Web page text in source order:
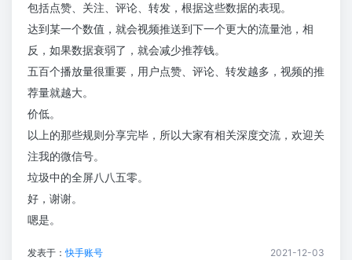
包括点赞、关注、评论、转发，根据这些数据的表现。
达到某一个数值，就会视频推送到下一个更大的流量池，相
反，如果数据衰弱了，就会减少推荐钱。
五百个播放量很重要，用户点赞、评论、转发越多，视频的推
荐量就越大。
价低。
以上的那些规则分享完毕，所以大家有相关深度交流，欢迎关
注我的微信号。
垃圾中的全屏八八五零。
好，谢谢。
嗯是。
发表于：快手账号 2021-12-03